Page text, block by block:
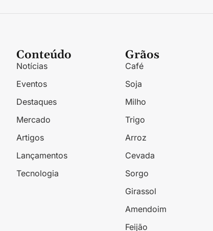
Conteúdo
Notícias
Eventos
Destaques
Mercado
Artigos
Lançamentos
Tecnologia
Grãos
Café
Soja
Milho
Trigo
Arroz
Cevada
Sorgo
Girassol
Amendoim
Feijão